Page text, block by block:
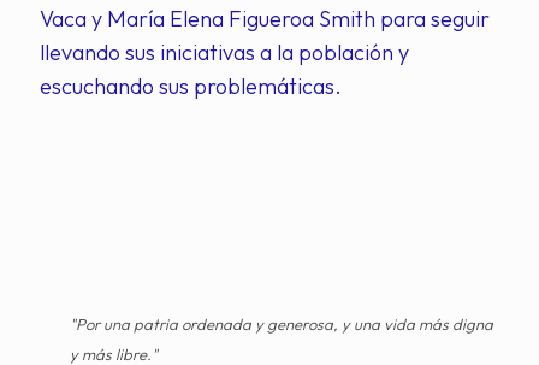
Vaca y María Elena Figueroa Smith para seguir
llevando sus iniciativas a la población y
escuchando sus problemáticas.
"Por una patria ordenada y generosa, y una vida más digna
y más libre."